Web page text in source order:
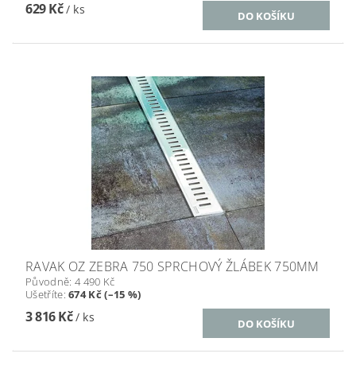
629 Kč/ ks
RAVAK OZ ZEBRA 750 SPRCHOVÝ ŽLÁBEK 750MM
Původně: 4 490 Kč
Ušetříte:674 Kč (–15 %)
3 816 Kč/ ks